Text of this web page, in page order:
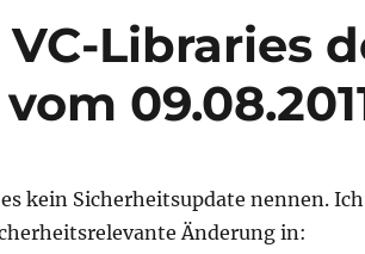
Libraries
kein Sicherheitsupdate nennen. Ich
Änderung in: